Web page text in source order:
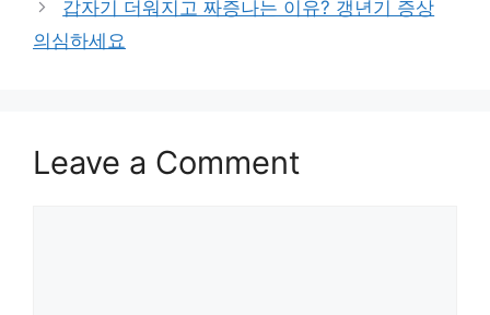
갑자기 더워지고 짜증나는 이유? 갱년기 증상
의심하세요
Leave a Comment